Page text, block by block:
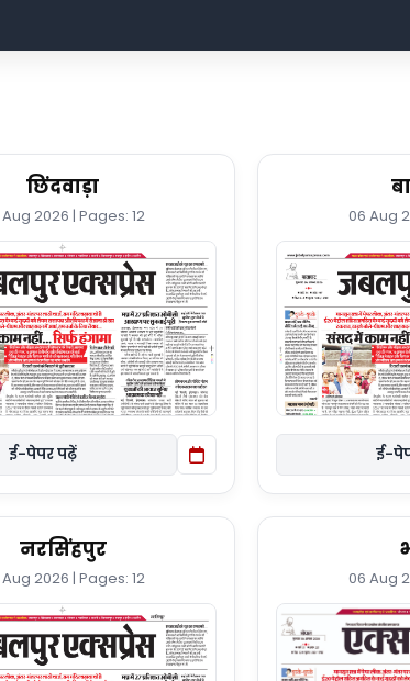
छिंदवाड़ा
2026 | Pages: 12
ई-पेपर पढ़ें
06 Aug
ई-
नरसिंहपुर
2026 | Pages: 12 06 Aug